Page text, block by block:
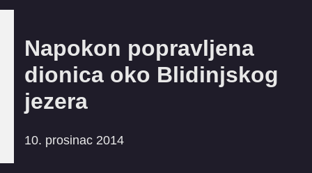
Napokon popravljena
dionica oko Blidinjskog
jezera
10. prosinac 2014